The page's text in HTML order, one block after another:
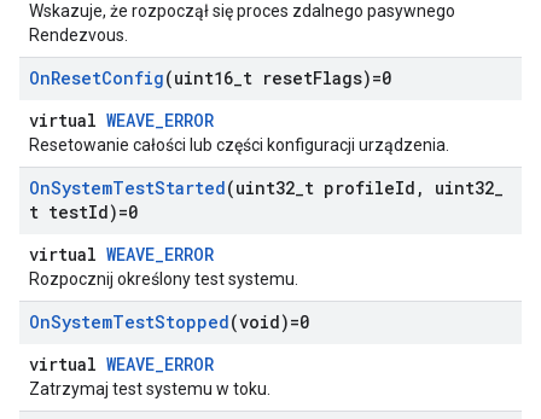
Wskazuje, że rozpoczął się proces zdalnego pasywnego
Rendezvous.
OnResetConfig(uint16 t resetFlags)=0
virtual WEAVE_ERROR
Resetowanie całości lub części konfiguracji urządzenia.
OnSystemTestStarted(uint32 t profileId , uint32
t testId)=0
virtual WEAVE_ERROR
Rozpocznij określony test systemu.
OnSystemTestStopped(void)=0
virtual WEAVE_ERROR
Zatrzymaj test systemu w toku.